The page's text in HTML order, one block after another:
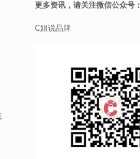
更多资讯，请关注微信公众号：
C姐说品牌